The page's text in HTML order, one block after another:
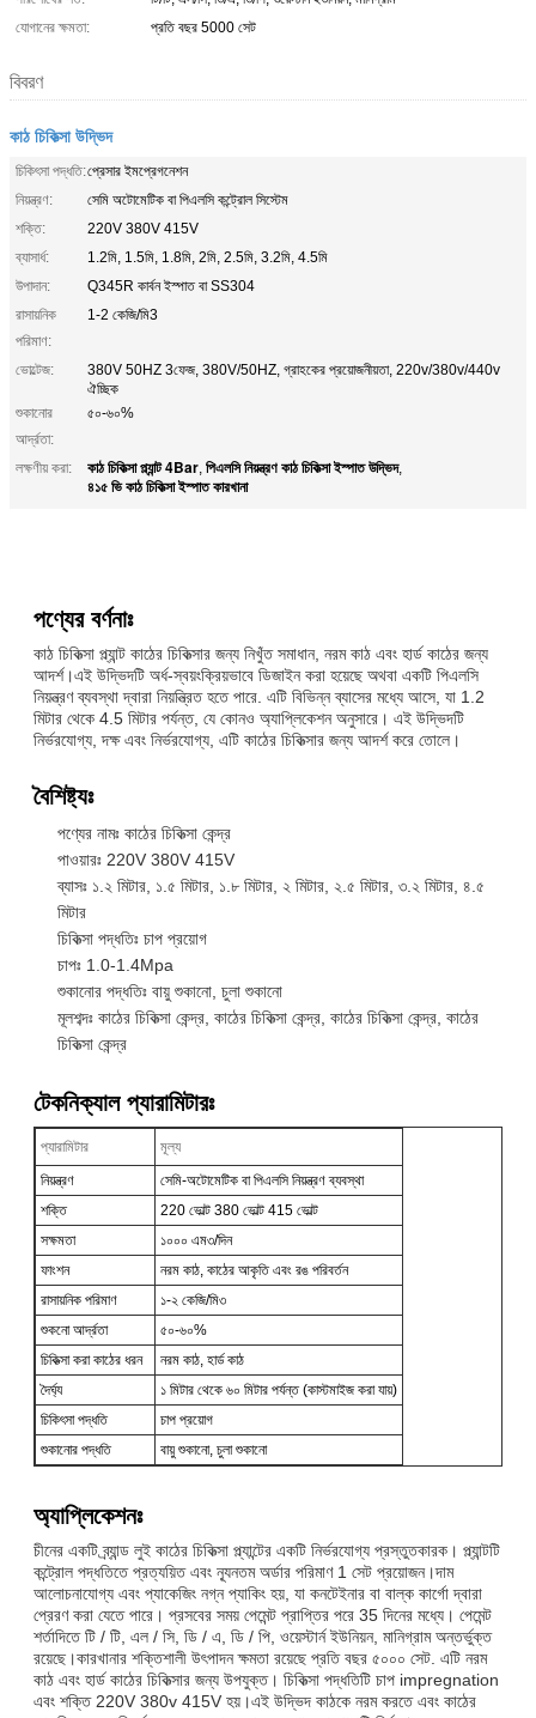
যোগানের ক্ষমতা:
প্রতি বছর 5000 সেট
বিবরণ
কাঠ চিকিত্সা উদ্ভিদ
চিকিৎসা পদ্ধতি:প্রেসার ইমপ্রেগনেশন
নিয়ন্ত্রণ:
সেমি অটোমেটিক বা পিএলসি কন্ট্রোল সিস্টেম
শক্তি:
220V 380V 415V
ব্যাসার্ধ:
1.2মি, 1.5মি, 1.8মি, 2মি, 2.5মি, 3.2মি, 4.5মি
উপাদান:
Q345R কার্বন ইস্পাত বা SS304
রাসায়নিক
পরিমাণ:
1-2 কেজি/মি3
ভোল্টেজ:
380V 50HZ 3ফেজ, 380V/50HZ, গ্রাহকের প্রয়োজনীয়তা, 220v/380v/440v
ঐচ্ছিক
শুকানোর
আর্দ্রতা:
৫০-৬০%
লক্ষণীয় করা: কাঠ চিকিত্সা প্ল্যান্ট 4Bar, পিএলসি নিয়ন্ত্রণ কাঠ চিকিত্সা ইস্পাত উদ্ভিদ,
৪১৫ ভি কাঠ চিকিত্সা ইস্পাত কারখানা
পণ্যের বর্ণনাঃ
কাঠ চিকিত্সা প্ল্যান্ট কাঠের চিকিত্সার জন্য নিখুঁত সমাধান, নরম কাঠ এবং হার্ড কাঠের জন্য
আদর্শ।এই উদ্ভিদটি অর্ধ-স্বয়ংক্রিয়ভাবে ডিজাইন করা হয়েছে অথবা একটি পিএলসি
নিয়ন্ত্রণ ব্যবস্থা দ্বারা নিয়ন্ত্রিত হতে পারে. এটি বিভিন্ন ব্যাসের মধ্যে আসে, যা 1.2
মিটার থেকে 4.5 মিটার পর্যন্ত, যে কোনও অ্যাপ্লিকেশন অনুসারে। এই উদ্ভিদটি
নির্ভরযোগ্য, দক্ষ এবং নির্ভরযোগ্য, এটি কাঠের চিকিত্সার জন্য আদর্শ করে তোলে।
বৈশিষ্ট্যঃ
পণ্যের নামঃ কাঠের চিকিত্সা কেন্দ্র
পাওয়ারঃ 220V 380V 415V
ব্যাসঃ ১.২ মিটার, ১.৫ মিটার, ১.৮ মিটার, ২ মিটার, ২.৫ মিটার, ৩.২ মিটার, ৪.৫
মিটার
চিকিত্সা পদ্ধতিঃ চাপ প্রয়োগ
চাপঃ 1.0-1.4Mpa
শুকানোর পদ্ধতিঃ বায়ু শুকানো, চুলা শুকানো
মূলশব্দঃ কাঠের চিকিত্সা কেন্দ্র, কাঠের চিকিত্সা কেন্দ্র, কাঠের চিকিত্সা কেন্দ্র, কাঠের
চিকিত্সা কেন্দ্র
টেকনিক্যাল প্যারামিটারঃ
প্যারামিটার
মূল্য
নিয়ন্ত্রণ
সেমি-অটোমেটিক বা পিএলসি নিয়ন্ত্রণ ব্যবস্থা
শক্তি
220 ভোল্ট 380 ভোল্ট 415 ভোল্ট
সক্ষমতা
১০০০ এম৩/দিন
ফাংশন
নরম কাঠ, কাঠের আকৃতি এবং রঙ পরিবর্তন
রাসায়নিক পরিমাণ
১-২ কেজি/মি৩
শুকনো আর্দ্রতা
৫০-৬০%
চিকিত্সা করা কাঠের ধরন
নরম কাঠ, হার্ড কাঠ
দৈর্ঘ্য
১ মিটার থেকে ৬০ মিটার পর্যন্ত (কাস্টমাইজ করা যায়)
চিকিৎসা পদ্ধতি
চাপ প্রয়োগ
শুকানোর পদ্ধতি
বায়ু শুকানো, চুলা শুকানো
অ্যাপ্লিকেশনঃ
চীনের একটি ব্র্যান্ড লুই কাঠের চিকিত্সা প্ল্যান্টের একটি নির্ভরযোগ্য প্রস্তুতকারক। প্ল্যান্টটি
কন্ট্রোল পদ্ধতিতে প্রত্যয়িত এবং ন্যূনতম অর্ডার পরিমাণ 1 সেট প্রয়োজন।দাম
আলোচনাযোগ্য এবং প্যাকেজিং নগ্ন প্যাকিং হয়, যা কনটেইনার বা বাল্ক কার্গো দ্বারা
প্রেরণ করা যেতে পারে। প্রসবের সময় পেমেন্ট প্রাপ্তির পরে 35 দিনের মধ্যে। পেমেন্ট
শর্তাদিতে টি / টি, এল / সি, ডি / এ, ডি / পি, ওয়েস্টার্ন ইউনিয়ন, মানিগ্রাম অন্তর্ভুক্ত
রয়েছে।কারখানার শক্তিশালী উৎপাদন ক্ষমতা রয়েছে প্রতি বছর ৫০০০ সেট. এটি নরম
কাঠ এবং হার্ড কাঠের চিকিত্সার জন্য উপযুক্ত। চিকিত্সা পদ্ধতিটি চাপ impregnation
এবং শক্তি 220V 380v 415V হয়।এই উদ্ভিদ কাঠকে নরম করতে এবং কাঠের